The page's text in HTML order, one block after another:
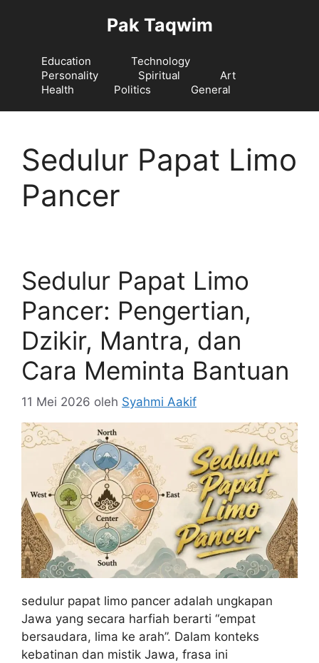
Pak Taqwim
Education
Technology
Personality
Spiritual
Art
Health
Politics General
Sedulur Papat Limo
Pancer
Sedulur Papat Limo
Pancer: Pengertian,
Dzikir, Mantra, dan
Cara Meminta Bantuan
11 Mei 2026 oleh Syahmi Aakif
sedulur papat limo pancer adalah ungkapan
Jawa yang secara harfiah berarti “empat
bersaudara, lima ke arah”. Dalam konteks
kebatinan dan mistik Jawa, frasa ini